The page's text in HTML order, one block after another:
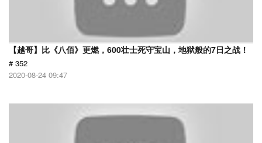
【越哥】比《八佰》更燃，600壮士死守宝山，地狱般的7日之战！
# 352
2020-08-24 09:47